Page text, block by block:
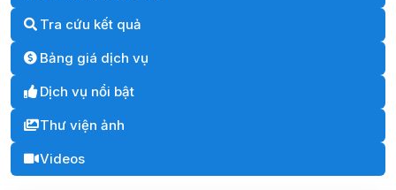
Tra cứu kết quả
Bảng giá dịch vụ
Dịch vụ nổi bật
Thư viện ảnh
Videos